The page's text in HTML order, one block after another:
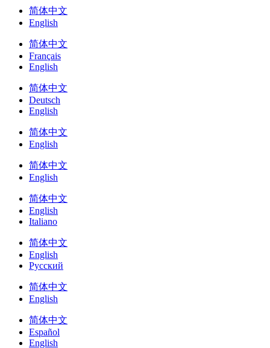
简体中文
English
简体中文
Français
English
简体中文
Deutsch
English
简体中文
English
简体中文
English
简体中文
English
Italiano
简体中文
English
Русский
简体中文
English
简体中文
Español
English